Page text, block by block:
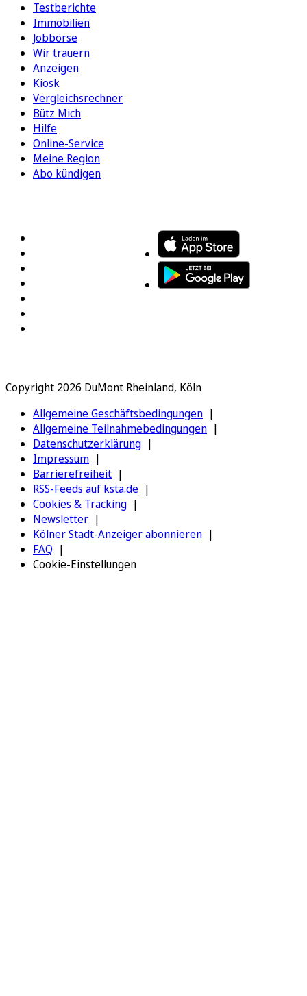
Testberichte
Immobilien
Jobbörse
Wir trauern
Anzeigen
Kiosk
Vergleichsrechner
Bütz Mich
Hilfe
Online-Service
Meine Region
Abo kündigen
Copyright 2026 DuMont Rheinland, Köln
Allgemeine Geschäftsbedingungen
Allgemeine Teilnahmebedingungen
Datenschutzerklärung
Impressum
Barrierefreiheit
RSS-Feeds auf ksta.de
Cookies & Tracking
Newsletter
Kölner Stadt-Anzeiger abonnieren
FAQ
Cookie-Einstellungen